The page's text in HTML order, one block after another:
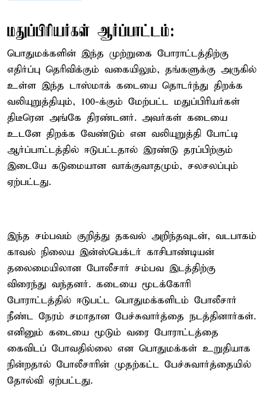
மதுப்பிரியர்கள் ஆர்ப்பாட்டம்:
பொதுமக்களின் இந்த முற்றுகை போராட்டத்திற்கு
எதிர்ப்பு தெரிவிக்கும் வகையிலும், தங்களுக்கு அருகில்
உள்ள இந்த டாஸ்மாக் கடையை தொடர்ந்து திறக்க
வலியுறுத்தியும், 100-க்கும் மேற்பட்ட மதுப்பிரியர்கள்
திடீரென அங்கே திரண்டனர். அவர்கள் கடையை
உடனே திறக்க வேண்டும் என வலியுறுத்தி போட்டி
ஆர்ப்பாட்டத்தில் ஈடுபட்டதால் இரண்டு தரப்பிற்கும்
இடையே கடுமையான வாக்குவாதமும், சலசலப்பும்
ஏற்பட்டது.
இந்த சம்பவம் குறித்து தகவல் அறிந்தவுடன், வடபாகம்
காவல் நிலைய இன்ஸ்பெக்டர் காசிபாண்டியன்
தலைமையிலான போலீசார் சம்பவ இடத்திற்கு
விரைந்து வந்தனர். கடையை மூடக்கோரி
போராட்டத்தில் ஈடுபட்ட பொதுமக்களிடம் போலீசார்
நீண்ட நேரம் சமாதான பேச்சுவார்த்தை நடத்தினார்கள்.
எனினும் கடையை மூடும் வரை போராட்டத்தை
கைவிடப் போவதில்லை என பொதுமக்கள் உறுதியாக
நின்றதால் போலீசாரின் முதற்கட்ட பேச்சுவார்த்தையில்
தோல்வி ஏற்பட்டது.